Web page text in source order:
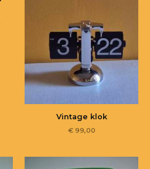
Vintage klok
€99,00